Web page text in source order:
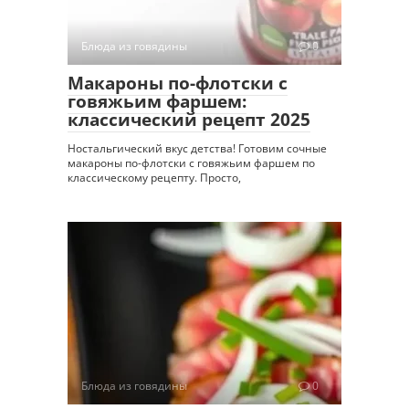
Блюда из говядины 0
Макароны по-флотски с
говяжьим фаршем:
классический рецепт 2025
Ностальгический вкус детства! Готовим сочные
макароны по-флотски с говяжьим фаршем по
классическому рецепту. Просто,
Блюда из говядины 0